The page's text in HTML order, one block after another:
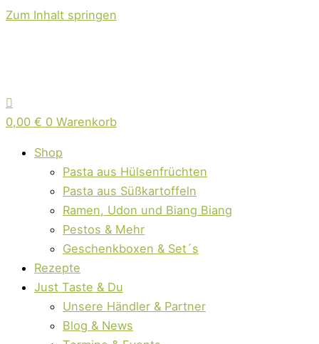
Zum Inhalt springen
0,00 € 0 Warenkorb
Shop
Pasta aus Hülsenfrüchten
Pasta aus Süßkartoffeln
Ramen, Udon und Biang Biang
Pestos & Mehr
Geschenkboxen & Set´s
Rezepte
Just Taste & Du
Unsere Händler & Partner
Blog & News